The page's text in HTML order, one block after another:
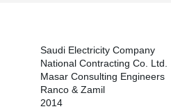
Saudi Electricity Company
National Contracting Co. Ltd.
Masar Consulting Engineers
Ranco & Zamil
2014